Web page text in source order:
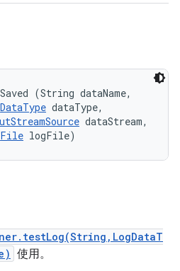
(String dataName,
dataType,
dataStream,
logFile)
使用。